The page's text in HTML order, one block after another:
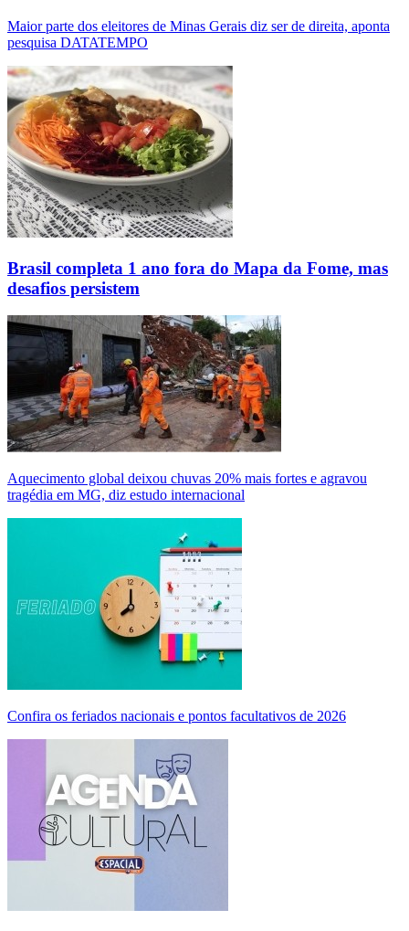
Maior parte dos eleitores de Minas Gerais diz ser de direita, aponta
pesquisa DATATEMPO
Brasil completa 1 ano fora do Mapa da Fome, mas
desafios persistem
Aquecimento global deixou chuvas 20% mais fortes e agravou
tragédia em MG, diz estudo internacional
Confira os feriados nacionais e pontos facultativos de 2026